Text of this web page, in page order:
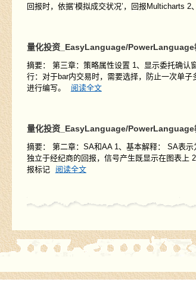
回报时，依据‘模拟成交状况’，回报Multicharts
量化投资_EasyLanguage/PowerLanguage
摘要： 第三章：策略属性设置 1、显示委托确认
行：对于bar内交易时，需要选择，防止一次单
进行编写。
阅读全文
量化投资_EasyLanguage/PowerLanguage
摘要： 第二章：SA和AA 1、基本解释： SA表
独立于经纪商的回报，信号产生既显示在图表上
报标记
阅读全文